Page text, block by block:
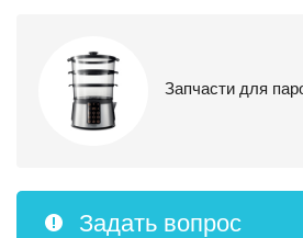
Запчасти для
Задать вопрос